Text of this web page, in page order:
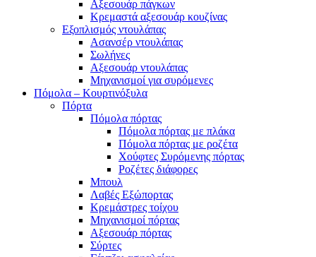
Αξεσουάρ πάγκων
Κρεμαστά αξεσουάρ κουζίνας
Εξοπλισμός ντουλάπας
Ασανσέρ ντουλάπας
Σωλήνες
Αξεσουάρ ντουλάπας
Μηχανισμοί για συρόμενες
Πόμολα – Κουρτινόξυλα
Πόρτα
Πόμολα πόρτας
Πόμολα πόρτας με πλάκα
Πόμολα πόρτας με ροζέτα
Χούφτες Συρόμενης πόρτας
Ροζέτες διάφορες
Μπουλ
Λαβές Εξώπορτας
Κρεμάστρες τοίχου
Μηχανισμοί πόρτας
Αξεσουάρ πόρτας
Σύρτες